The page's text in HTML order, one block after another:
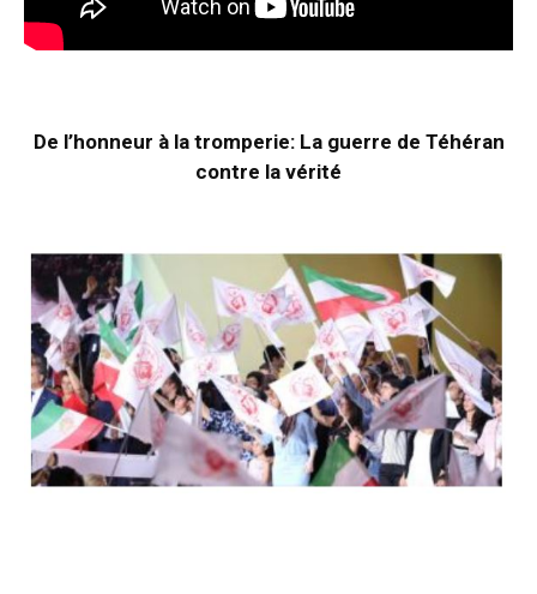
De l’honneur à la tromperie: La guerre de Téhéran
contre la vérité